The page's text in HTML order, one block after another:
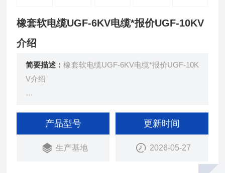
橡套软电缆UGF-6KV电缆*报价UGF-10KV
介绍
简要描述：橡套软电缆UGF-6KV电缆*报价UGF-10K
V介绍
山采掘机械；起重运输机械等。
产品型号
生产基地
更新时间
2026-05-27